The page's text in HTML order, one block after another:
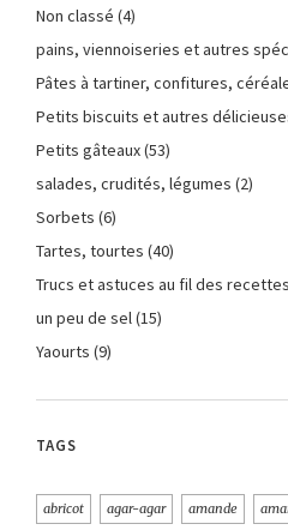
Non classé (4)
pains, viennoiseries et autres
Pâtes à tartiner, confitures,
Petits biscuits et autres
Petits gâteaux(53)
salades, crudités, légumes (2)
Sorbets (6)
Tartes, tourtes (40)
Trucs et astuces au fil des recettes
un peu de sel(15)
Yaourts (9)
TAGS
abricot agar-agar amande